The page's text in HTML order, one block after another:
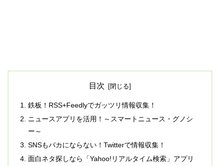
目次
鉄板！RSS+Feedlyでガッツリ情報収集！
ニュースアプリを活用！～スマートニュース・グノシ
ー～
SNSもバカにならない！Twitterで情報収集！
面白ネタ探しなら「Yahoo!リアルタイム検索」アプリ